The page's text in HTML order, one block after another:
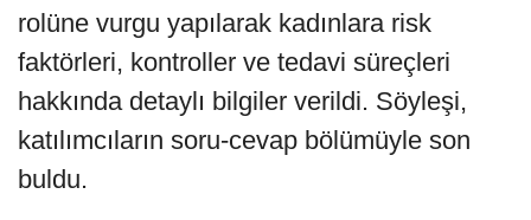
rolüne vurgu yapılarak kadınlara risk
faktörleri, kontroller ve tedavi süreçleri
hakkında detaylı bilgiler verildi. Söyleşi,
katılımcıların soru-cevap bölümüyle son
buldu.